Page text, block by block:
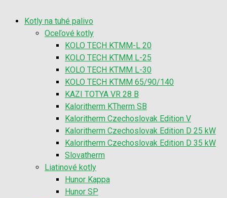
Kotly na tuhé palivo
Oceľové kotly
KOLO TECH KTMM-L 20
KOLO TECH KTMM L-25
KOLO TECH KTMM L-30
KOLO TECH KTMM 65/90/140
KAZI TOTYA VR 28 B
Kaloritherm KTherm SB
Kaloritherm Czechoslovak Edition V
Kaloritherm Czechoslovak Edition D 25 kW
Kaloritherm Czechoslovak Edition D 35 kW
Slovatherm
Liatinové kotly
Hunor Kappa
Hunor SP